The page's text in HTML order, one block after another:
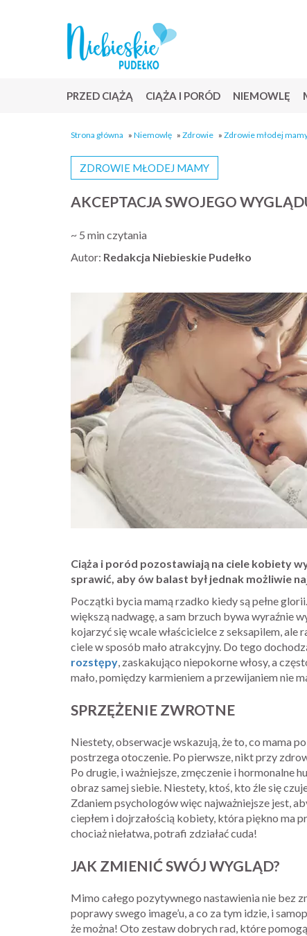
PRZED CIĄŻĄ CIĄŻA I PORÓD NIEMOWLĘ
Strona główna » Niemowlę » Zdrowie » Zdrowie młodej
AKCEPTACJA SWOJEGO
ZDROWIE MŁODEJ MAMY
~ 5 min czytania
Autor: Redakcja Niebieskie Pudełko
Ciąża i poród pozostawiają na ciele kobiety
sprawić, aby ów balast był jednak możliwie
Początki bycia mamą rzadko kiedy są pełne
większą nadwagę, a sam brzuch bywa wyraźnie
kojarzyć się wcale właścicielce z seksapilem, ale
ciele w sposób mało atrakcyjny. Do tego
rozstępy, zaskakująco niepokorne włosy, a
mało, pomiędzy karmieniem a przewijaniem nie
SPRZĘŻENIE ZWROTNE
Niestety, obserwacje wskazują, że to, co mama
postrzega otoczenie. Po pierwsze, nikt przy
Po drugie, i ważniejsze, zmęczenie i
obraz samej siebie. Niestety, ktoś, kto źle się
Zdaniem psychologów więc najważniejsze jest,
ciepłem i dojrzałością kobiety, która piękno ma
chociaż niełatwa, potrafi zdziałać cuda!
JAK ZMIENIĆ SWÓJ WYGLĄD?
Mimo całego pozytywnego nastawienia nie bez
poprawy swego image’u, a co za tym idzie, i
że można! Oto zestaw dobrych rad, które